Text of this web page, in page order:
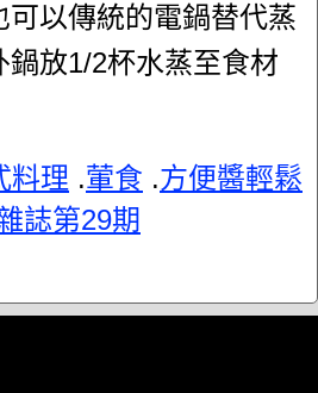
可以傳統的電鍋替代蒸
鍋放1/2杯水蒸至食材
料理 .葷食 .方便醬輕鬆
誌第29期